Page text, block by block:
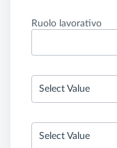
Ruolo lavorativo
Select Value
Select Value